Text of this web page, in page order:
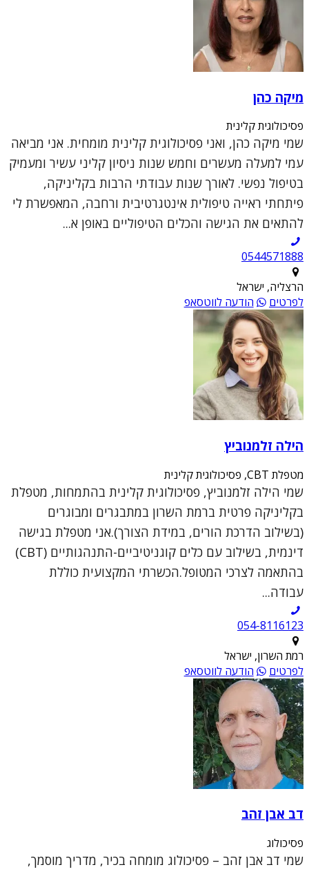
מיקה כהן
פסיכולוגית קלינית
שמי מיקה כהן, ואני פסיכולוגית קלינית מומחית. אני מביאה
עמי למעלה מעשרים וחמש שנות ניסיון קליני עשיר ומעמיק
בטיפול נפשי. לאורך שנות עבודתי הרבות בקליניקה,
פיתחתי ראייה טיפולית אינטגרטיבית ורחבה, המאפשרת לי
להתאים את הגישה והכלים הטיפוליים באופן א...
0544571888
הרצליה, ישראל
לפרטים
הודעה לווטסאפ
הילה זלמנוביץ
מטפלת CBT, פסיכולוגית קלינית
שמי הילה זלמנוביץ, פסיכולוגית קלינית בהתמחות, מטפלת
בקליניקה פרטית ברמת השרון במתבגרים ומבוגרים
(בשילוב הדרכת הורים, במידת הצורך).אני מטפלת בגישה
דינמית, בשילוב עם כלים קוגניטיביים-התנהגותיים (CBT)
בהתאמה לצרכי המטופל.הכשרתי המקצועית כוללת
עבודה...
054-8116123
רמת השרון, ישראל
לפרטים
הודעה לווטסאפ
דב אבן זהב
פסיכולוג
שמי דב אבן זהב – פסיכולוג מומחה בכיר, מדריך מוסמך,